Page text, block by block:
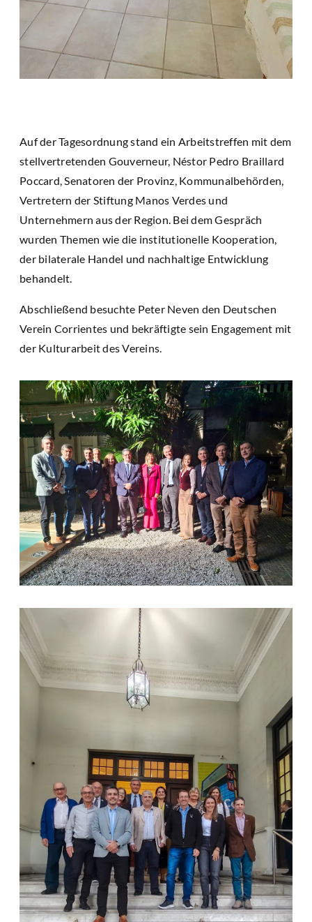
Auf der Tagesordnung stand ein Arbeitstreffen mit dem
stellvertretenden Gouverneur, Néstor Pedro Braillard
Poccard, Senatoren der Provinz, Kommunalbehörden,
Vertretern der Stiftung Manos Verdes und
Unternehmern aus der Region. Bei dem Gespräch
wurden Themen wie die institutionelle Kooperation,
der bilaterale Handel und nachhaltige Entwicklung
behandelt.
Abschließend besuchte Peter Neven den Deutschen
Verein Corrientes und bekräftigte sein Engagement mit
der Kulturarbeit des Vereins.